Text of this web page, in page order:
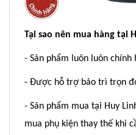
Tại sao nên mua hàng tại
- Sản phẩm luôn luôn chính
- Được hỗ trợ bảo trì trọn
- Sản phẩm mua tại Huy
mua phụ kiện thay thế khi